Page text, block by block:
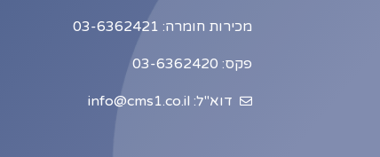
מכירות חומרה: 03-6362421
פקס: 03-6362420
דוא"ל: info@cms1.co.il